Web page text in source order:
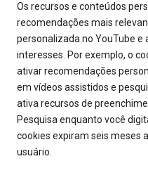
Os recursos e conteúdos
recomendações mais
personalizada no YouTube e
interesses. Por exemplo, o
ativar recomendações
em vídeos assistidos e
ativa recursos de
Pesquisa enquanto você
cookies expiram seis meses
usuário.